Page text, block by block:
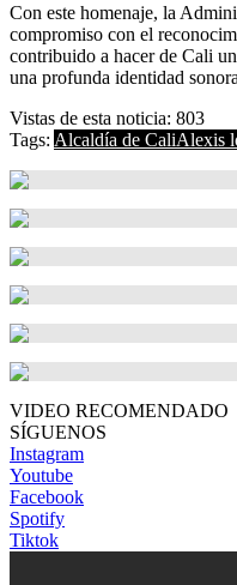
Con este homenaje, la
compromiso con el
contribuido a hacer de Cali
una profunda identidad
Vistas de esta noticia: 803
Tags: Alcaldía de CaliAlexis
VIDEO RECOMENDADO
SÍGUENOS
Instagram
Youtube
Facebook
Spotify
Tiktok